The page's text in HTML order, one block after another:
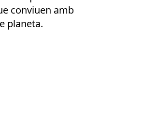
conviuen amb
planeta.